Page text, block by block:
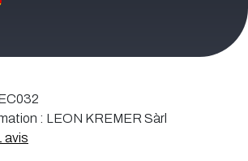
: LEON KREMER Sàrl
avis